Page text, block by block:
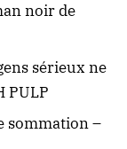
noir de
sérieux ne
PULP
sommation –